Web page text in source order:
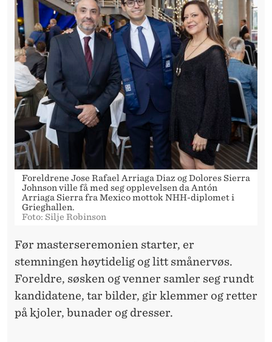
Foreldrene Jose Rafael Arriaga Diaz og Dolores Sierra
Johnson ville få med seg opplevelsen da Antón
Arriaga Sierra fra Mexico mottok NHH-diplomet i
Grieghallen.
Foto: Silje Robinson
Før masterseremonien starter, er
stemningen høytidelig og litt smånervøs.
Foreldre, søsken og venner samler seg rundt
kandidatene, tar bilder, gir klemmer og retter
på kjoler, bunader og dresser.